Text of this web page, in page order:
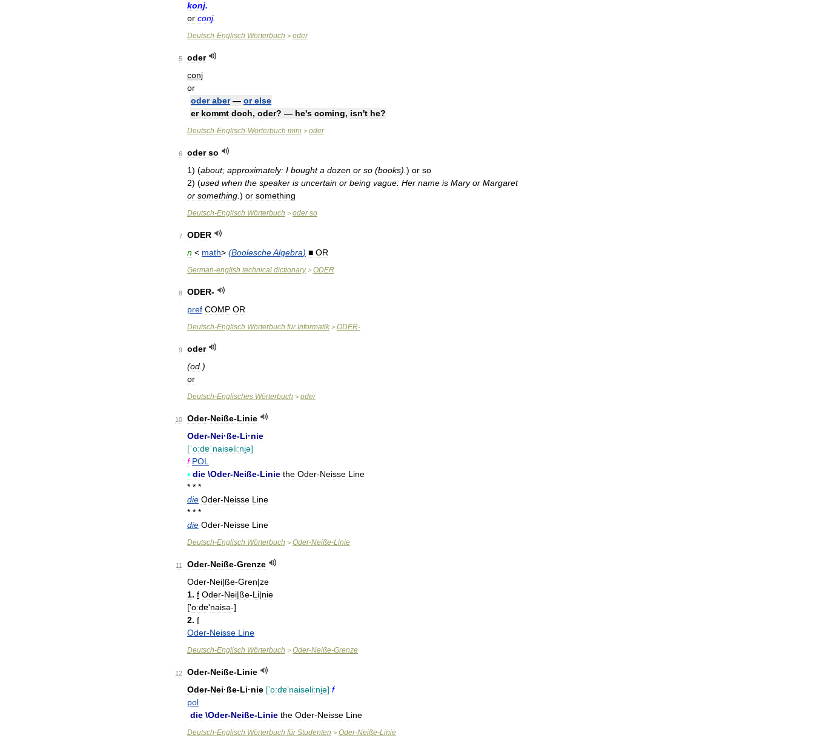
konj.
or conj.
Deutsch-Englisch Wörterbuch > oder
5
oder
conj
or
oder aber— or else
er kommt doch, oder? — he's coming, isn't he?
Deutsch-Englisch-Wörterbuch mini > oder
6 oder so
1) (about; approximately: I bought a dozen or so (books). ) or so
2) (used when the speaker is uncertain or being vague: Her name is Mary or Margaret
or something ) or something
Deutsch-Englisch Wörterbuch > oder so
7
ODER
n < math> (BoolescheAlgebra) ■ OR
German-english technical dictionary> ODER
8 ODER-
pref COMP OR
Deutsch-Englisch Wörterbuch für Informatik > ODER-
9
oder
(od .)
or
Deutsch-Englisches Wörterbuch > oder
10 Oder-Neiße-Linie
Oder-Nei·ße-Li·nie
[ˈo:dɐˈnaisəli:ni̯ə]
f POL
▪ die \Oder-Neiße-Linie the Oder-Neisse Line
* * *
die Oder-Neisse Line
* * *
die Oder-Neisse Line
Deutsch-Englisch Wörterbuch > Oder-Neiße-Linie
11 Oder-Neiße-Grenze
Oder-Nei|ße-Gren|ze
1. f Oder-Nei|ße-Li|nie
['oːdɐ'naisə-]
2. f
Oder-Neisse Line
Deutsch-Englisch Wörterbuch > Oder-Neiße-Grenze
12 Oder-Neiße-Linie
Oder-Nei·ße-Li·nie [ʼo:dɐʼnaisəli:ni̭ə] f
pol
die \Oder-Neiße-Linie the Oder-Neisse Line
Deutsch-Englisch Wörterbuch für Studenten > Oder-Neiße-Linie